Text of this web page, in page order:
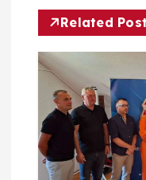
a
o
b
Related